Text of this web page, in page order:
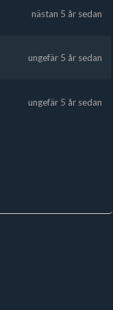
nästan 5 år sedan
ungefär 5 år sedan
ungefär 5 år sedan